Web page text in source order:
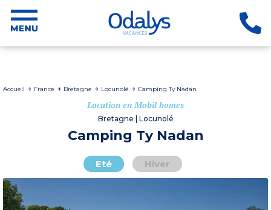
Accueil France Bretagne Locunolé Camping Ty Nadan
Location en Mobil homes
Bretagne | Locunolé
Camping Ty Nadan
Eté Hiver